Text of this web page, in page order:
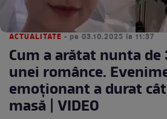
ACTUALITATE • pe 03.10.2025 la 11:37
Cum a arătat nunta
unei românce.
emoționant a durat
masă | VIDEO